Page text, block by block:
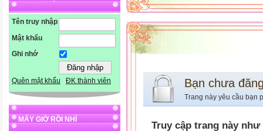
Tên truy nhập
Mật khẩu
Ghi nhớ
Quên mật khẩu ĐK thành viên
MẤY GIỜ RỒI NHỈ
Bạn chưa
Trang này yêu cầu bạn
Truy cập trang này như